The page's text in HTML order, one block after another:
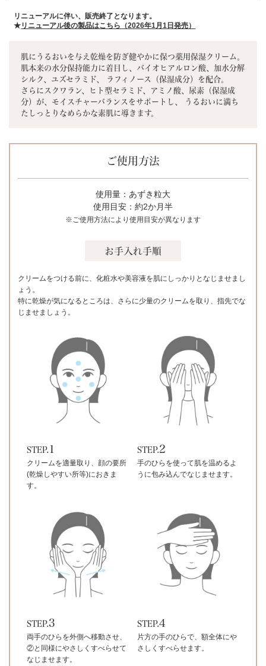
リニューアルに伴い、販売終了となります。
★リニューアル後の製品はこちら（2026年1月1日発売）
肌にうるおいを与え乾燥を防ぎ健やかに保つ薬用保湿クリーム。
肌本来の水分保持能力に着目し、バイオヒアルロン酸、加水分解
シルク、ユズセラミド、 ラフィノース（保湿成分）を配合。
さらにスクワラン、ヒト型セラミド、アミノ酸、尿素（保湿成
分）が、モイスチャーバランスをサポートし、 うるおいに満ち
たしっとりなめらかな素肌に導きます。
ご使用方法
使用量：あずき粒大
使用目安：約2か月半
※ご使用方法により使用目安が異なります
お手入れ手順
クリームをつける前に、化粧水や美容液を肌にしっかりとなじませまし
ょう。
特に乾燥が気になるところは、さらに少量のクリームを取り、指先でな
じませましょう。
STEP. 1
クリームを適量取り、顔の要所
(乾燥しやすい所等)におきま
す。
STEP.2
手のひらを使って肌を温めるよ
うに包み込んでなじませます。
STEP.3
両手のひらを外側へ移動させ、
②と同様にやさしくすべらせて
なじませます。
STEP.4
片方の手のひらで、額全体にや
さしくすべらせます。